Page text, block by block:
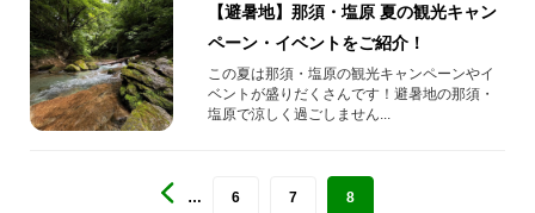
【避暑地】那須・塩原 夏の観光キャン
ペーン・イベントをご紹介！
この夏は那須・塩原の観光キャンペーンやイ
ベントが盛りだくさんです！避暑地の那須・
塩原で涼しく過ごしません...
… 6 7 8